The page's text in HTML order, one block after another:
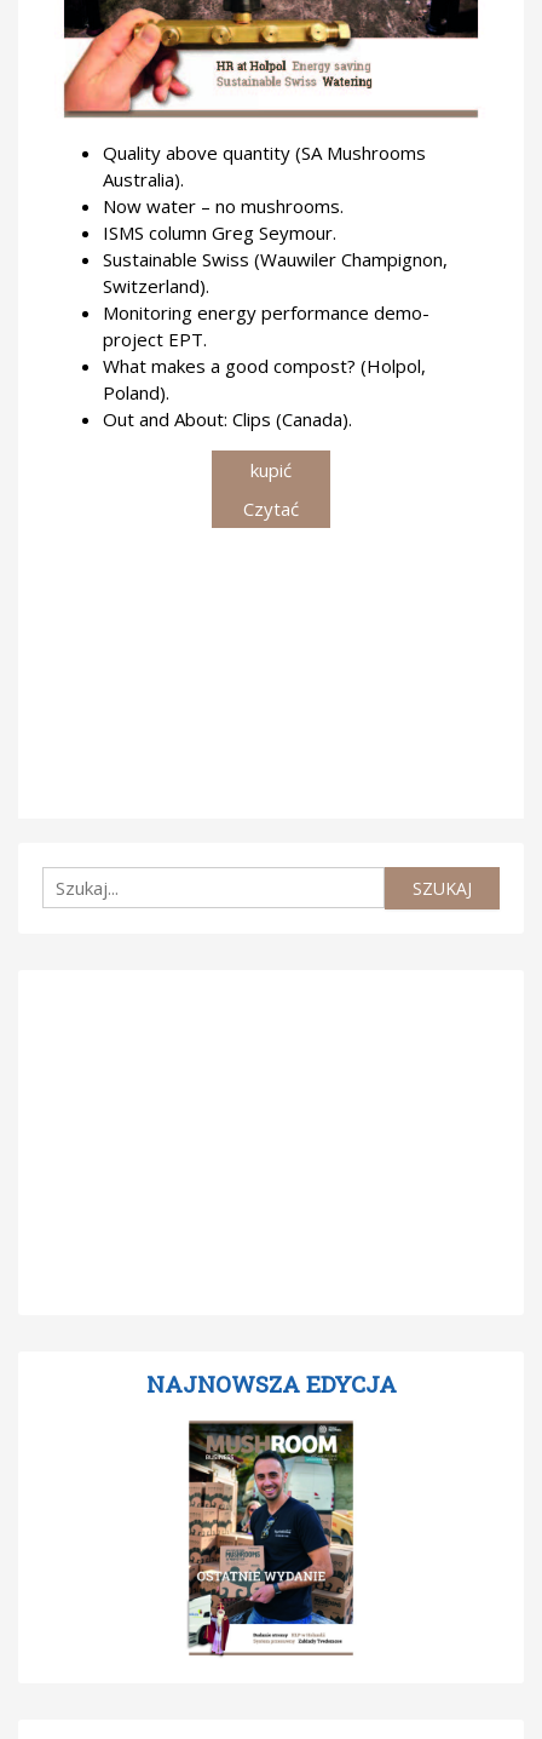
Quality above quantity (SA Mushrooms
Australia).
Now water – no mushrooms.
ISMS column Greg Seymour.
Sustainable Swiss (Wauwiler Champignon,
Switzerland).
Monitoring energy performance demo-
project EPT.
What makes a good compost? (Holpol,
Poland).
Out and About: Clips (Canada).
kupić
Czytać
NAJNOWSZA EDYCJA